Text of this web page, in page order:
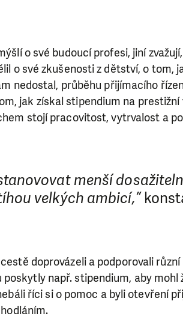
o své budoucí profesi, jiní
o své zkušenosti z dětství, o tom,
nedostal, průběhu přijímacího
jak získal stipendium na
stojí pracovitost, vytrvalost a
menší
velkých ambicí,”
doprovázeli a podporovali různí
např. stipendium, aby mohl
říci si o pomoc a byli otevření